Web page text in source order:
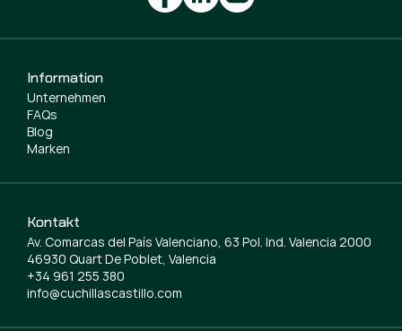
Information
Unternehmen
FAQs
Blog
Marken
Kontakt
Av. Comarcas del País Valenciano, 63 Pol. Ind. Valencia 2000
46930 Quart De Poblet, Valencia
+34 961 255 380
info@cuchillascastillo.com